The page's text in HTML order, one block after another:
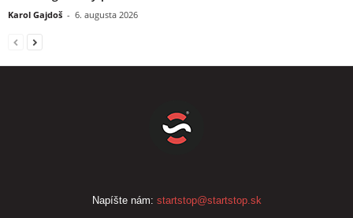
Karol Gajdoš - 6. augusta 2026
Napíšte nám: startstop@startstop.sk